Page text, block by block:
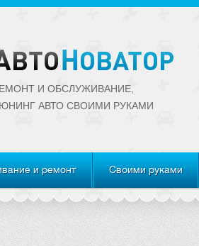
И ОБСЛУЖИВАНИЕ,
АВТО CВОИМИ РУКАМИ
и ремонт Своими руками